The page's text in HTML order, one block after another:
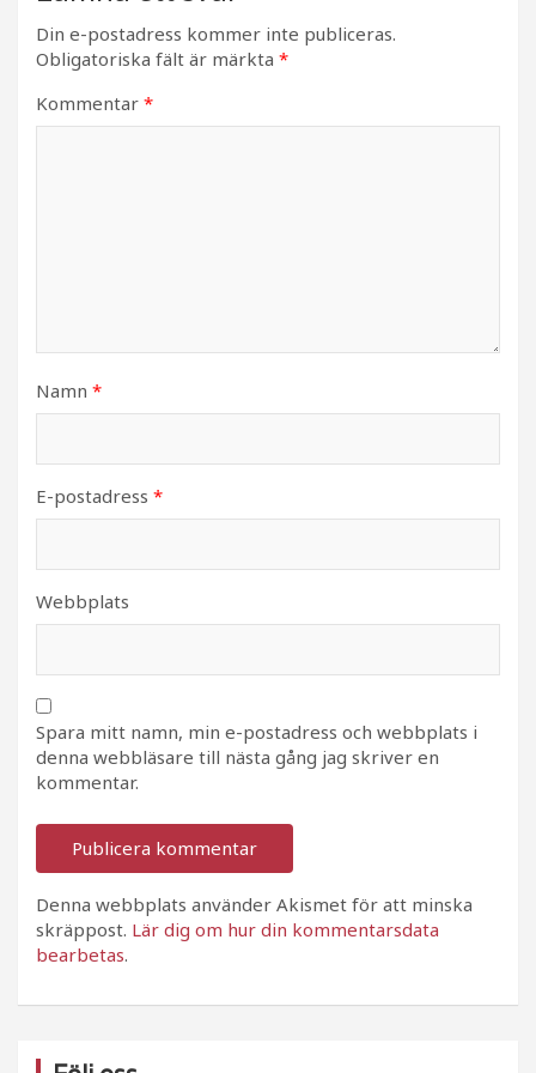
Din e-postadress kommer inte publiceras.
Obligatoriska fält är märkta *
Kommentar *
Namn *
E-postadress *
Webbplats
Spara mitt namn, min e-postadress och webbplats i
denna webbläsare till nästa gång jag skriver en
kommentar.
Denna webbplats använder Akismet för att minska
skräppost. Lär dig om hur din kommentarsdata
bearbetas.